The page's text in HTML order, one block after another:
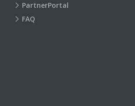
PartnerPortal
FAQ